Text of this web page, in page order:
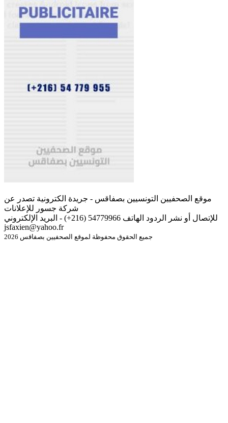
موقع الصحفيين التونسيين بصفاقس - جريدة الكترونية تصدر عن
شركة جسور للإعلانات
للإتصال أو نشر الردود الهاتف 54779966 (216+) - البريد الإلكتروني
jsfaxien@yahoo.fr
جميع الحقوق محفوظة لموقع الصحفيين بصفاقس 2026